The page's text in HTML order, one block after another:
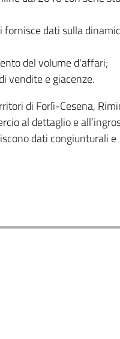
dati sulla
del volume d'affari;
vendite e giacenze.
di Forlì-Cesena,
al dettaglio e
dati congiunturali e